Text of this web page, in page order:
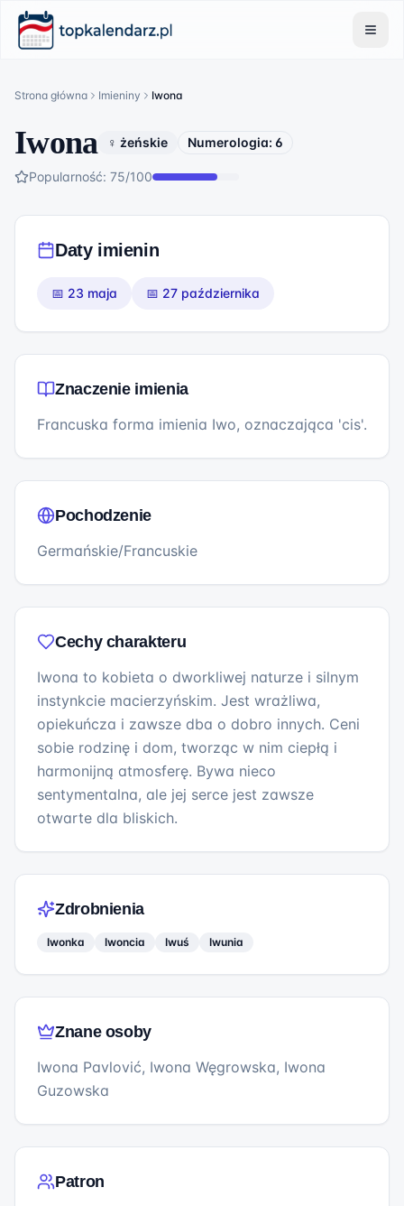
Strona główna Imieniny Iwona
Iwona ♀ żeńskie Numerologia:6
Popularność: 75/100
Daty imienin
📅 23 maja 📅 27 października
Znaczenie imienia
Francuska forma imienia Iwo, oznaczająca 'cis'.
Pochodzenie
Germańskie/Francuskie
Cechy charakteru
Iwona to kobieta o dworkliwej naturze i silnym
instynkcie macierzyńskim. Jest wrażliwa,
opiekuńcza i zawsze dba o dobro innych. Ceni
sobie rodzinę i dom, tworząc w nim ciepłą i
harmonijną atmosferę. Bywa nieco
sentymentalna, ale jej serce jest zawsze
otwarte dla bliskich.
Zdrobnienia
Iwonka Iwoncia Iwuś Iwunia
Znane osoby
Iwona Pavlović, Iwona Węgrowska, Iwona
Guzowska
Patron